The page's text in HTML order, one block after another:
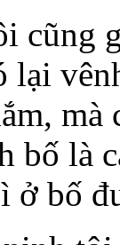
cũng
lại
mà
bố là
ở bố